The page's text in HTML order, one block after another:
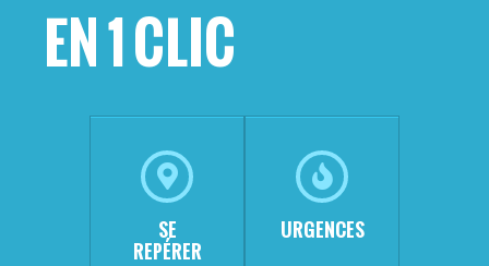
EN 1 CLIC
SE
REPÉRER
URGENCES